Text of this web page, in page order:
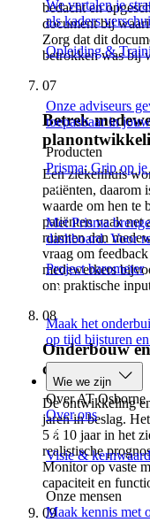
We vertalen je
als kaders
Opleiding &
Onze adviseurs
toepasbaar in
Producten
Prisma: Grip op
Met Prisma
dashboard. Voor
Project barometer
Maak het
op tijd bijsturen
Wie we zijn
Over AT Osborne
Over ons
Visie &
Onze mensen
Maak kennis met
bedacht en
document bij
Zorg dat dit
betrokken was bij
07
Betrek
Een ziekenhuis
patiënten, daarom
waarde om hen te
patiënten vaak net
ruimten dan
vraag om
medewerkers
om praktische
08
Onderbouw
capaciteiten
De ontwikkeling
jaren in beslag.
5 á 10 jaar in het
realistische
Monitor op vaste
capaciteit en
09